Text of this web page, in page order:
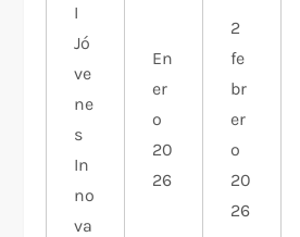
I
Jó
ve
ne
s
In
no
va
En
er
o
20
26
2
fe
br
er
o
20
26